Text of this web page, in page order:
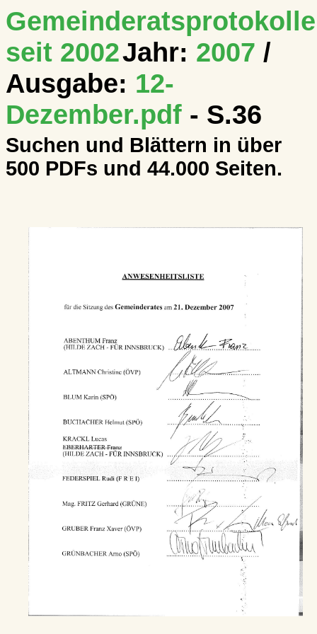
Gemeinderatsprotokolle
seit 2002Jahr: 2007 /
Ausgabe: 12-
Dezember.pdf - S.36
Suchen und Blättern in über
500 PDFs und 44.000 Seiten.